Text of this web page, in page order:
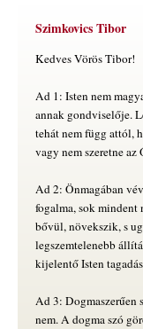
Szimkovics Tibor
Kedves Vörös Tibor!
Ad 1: Isten nem
annak gondviselője.
tehát nem függ attól,
vagy nem szeretne
Ad 2: Önmagában
fogalma, sok mindent
bővül, növekszik, s
legszemtelenebb
kijelentő Isten
Ad 3: Dogmaszerűen
nem. A dogma szó